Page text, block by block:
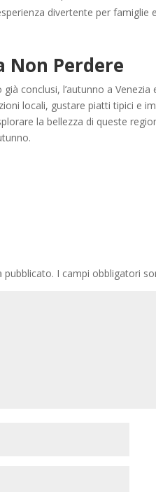
divertente per
Non Perdere
conclusi, l’autunno a
locali, gustare piatti tipici e
la bellezza di queste
pubblicato. I campi obbligatori